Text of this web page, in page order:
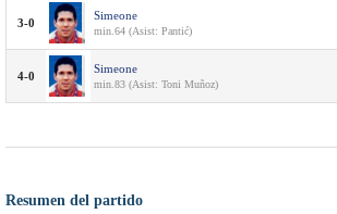
3-0
Simeone
min.64 (Asist: Pantić)
4-0
Simeone
min.83 (Asist: Toni Muñoz)
Resumen del partido